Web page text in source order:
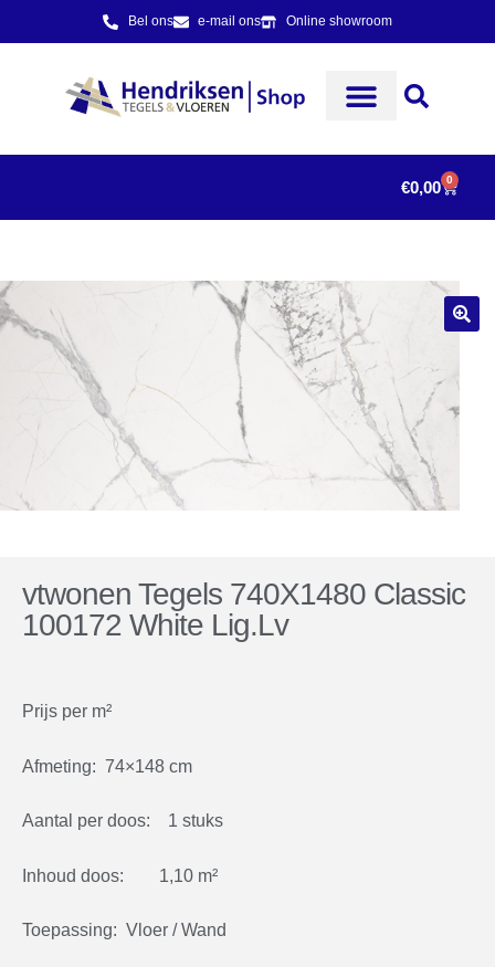
Bel ons e-mail ons Online showroom
€0,00 0
vtwonen Tegels 740X1480 Classic
100172 White Lig.Lv
Prijs per m²
Afmeting: 74×148 cm
Aantal per doos: 1 stuks
Inhoud doos: 1,10 m²
Toepassing: Vloer / Wand